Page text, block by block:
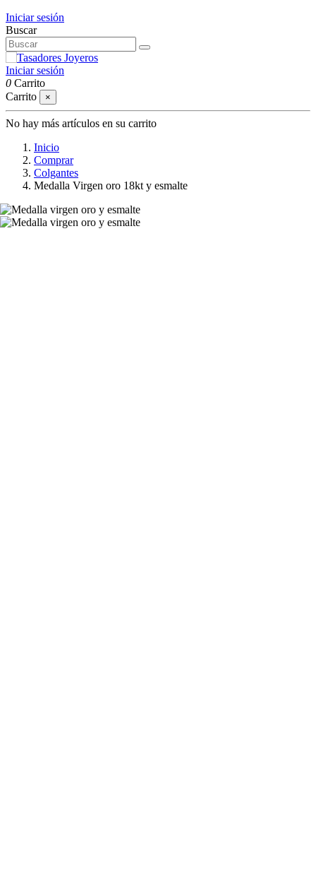
Iniciar sesión
Buscar
Iniciar sesión
0 Carrito
Carrito
×
No hay más artículos en su carrito
Inicio
Comprar
Colgantes
Medalla Virgen oro 18kt y esmalte